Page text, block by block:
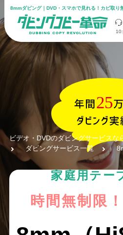
8mmダビング｜DVD・スマホで見れる！カビ取り
ビデオ・DVDのダビングサービスな
ダビングサービス一覧
家庭用テー
時間無制限！